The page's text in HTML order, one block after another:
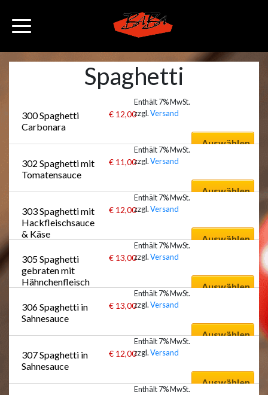
Spaghetti
300 Spaghetti
Carbonara
€ 12,00
Enthält 7% MwSt.
zzgl.Versand
Auswählen
302 Spaghetti mit
Tomatensauce
€ 11,00
Enthält 7% MwSt.
zzgl.Versand
Auswählen
303 Spaghetti mit
Hackfleischsauce
& Käse
€ 12,00
Enthält 7% MwSt.
zzgl.Versand
Auswählen
305 Spaghetti
gebraten mit
Hähnchenfleisch
€ 13,00
Enthält 7% MwSt.
zzgl.Versand
Auswählen
306 Spaghetti in
Sahnesauce
€ 13,00
Enthält 7% MwSt.
zzgl.Versand
Auswählen
307 Spaghetti in
Sahnesauce
€ 12,00
Enthält 7% MwSt.
zzgl.Versand
Auswählen
Enthält 7% MwSt.